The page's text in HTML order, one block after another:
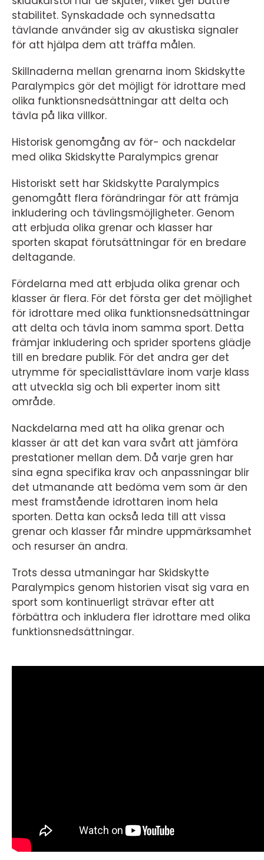
stabilitet. Synskadade och synnedsatta
tävlande använder sig av akustiska signaler
för att hjälpa dem att träffa målen.
Skillnaderna mellan grenarna inom Skidskytte
Paralympics gör det möjligt för idrottare med
olika funktionsnedsättningar att delta och
tävla på lika villkor.
Historisk genomgång av för- och nackdelar
med olika Skidskytte Paralympics grenar
Historiskt sett har Skidskytte Paralympics
genomgått flera förändringar för att främja
inkludering och tävlingsmöjligheter. Genom
att erbjuda olika grenar och klasser har
sporten skapat förutsättningar för en bredare
deltagande.
Fördelarna med att erbjuda olika grenar och
klasser är flera. För det första ger det möjlighet
för idrottare med olika funktionsnedsättningar
att delta och tävla inom samma sport. Detta
främjar inkludering och sprider sportens glädje
till en bredare publik. För det andra ger det
utrymme för specialisttävlare inom varje klass
att utveckla sig och bli experter inom sitt
område.
Nackdelarna med att ha olika grenar och
klasser är att det kan vara svårt att jämföra
prestationer mellan dem. Då varje gren har
sina egna specifika krav och anpassningar blir
det utmanande att bedöma vem som är den
mest framstående idrottaren inom hela
sporten. Detta kan också leda till att vissa
grenar och klasser får mindre uppmärksamhet
och resurser än andra.
Trots dessa utmaningar har Skidskytte
Paralympics genom historien visat sig vara en
sport som kontinuerligt strävar efter att
förbättra och inkludera fler idrottare med olika
funktionsnedsättningar.